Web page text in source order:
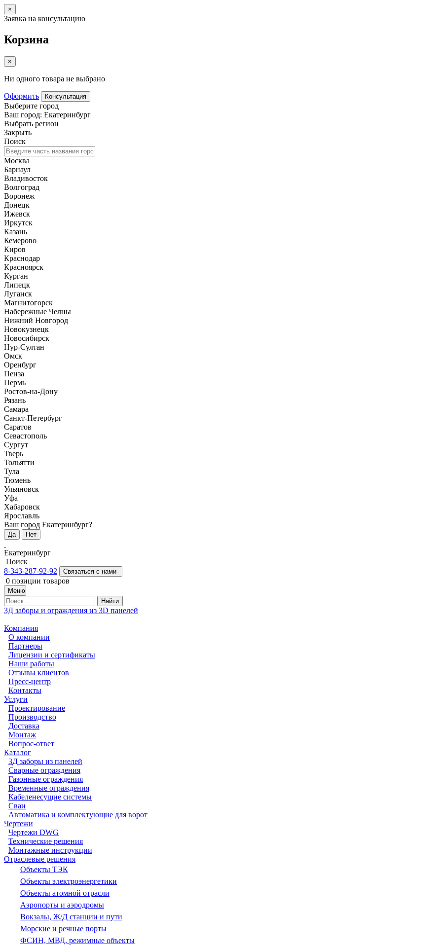
×
Заявка на консультацию
Корзина
×
Ни одного товара не выбрано
Оформить Консультация
Выберите город
Ваш город: Екатеринбург
Выбрать регион
Закрыть
Поиск
Москва
Барнаул
Владивосток
Волгоград
Воронеж
Донецк
Ижевск
Иркутск
Казань
Кемерово
Киров
Краснодар
Красноярск
Курган
Липецк
Луганск
Магнитогорск
Набережные Челны
Нижний Новгород
Новокузнецк
Новосибирск
Нур-Султан
Омск
Оренбург
Пенза
Пермь
Ростов-на-Дону
Рязань
Самара
Санкт-Петербург
Саратов
Севастополь
Сургут
Тверь
Тольятти
Тула
Тюмень
Ульяновск
Уфа
Хабаровск
Ярославль
Ваш город Екатеринбург?
Да Нет
Екатеринбург
Поиск
8-343-287-92-92
Связаться с нами
0 позиции товаров
Меню
Найти
3Д заборы и ограждения из 3D панелей
Компания
О компании
Партнеры
Лицензии и сертификаты
Наши работы
Отзывы клиентов
Пресс-центр
Контакты
Услуги
Проектирование
Производство
Доставка
Монтаж
Вопрос-ответ
Каталог
3Д заборы из панелей
Сварные ограждения
Газонные ограждения
Временные ограждения
Кабеленесущие системы
Cваи
Автоматика и комплектующие для ворот
Чертежи
Чертежи DWG
Технические решения
Монтажные инструкции
Отраслевые решения
Объекты ТЭК
Объекты электроэнергетики
Объекты атомной отрасли
Аэропорты и аэродромы
Вокзалы, Ж/Д станции и пути
Морские и речные порты
ФСИН, МВД, режимные объекты